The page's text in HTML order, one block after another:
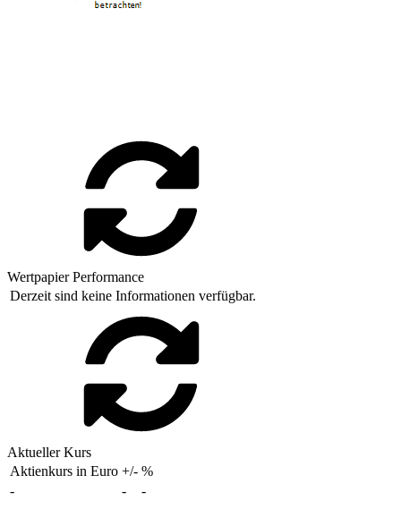
Wertpapier Performance
Derzeit sind keine Informationen verfügbar.
Aktueller Kurs
Aktienkurs in Euro +/- %
-
- -